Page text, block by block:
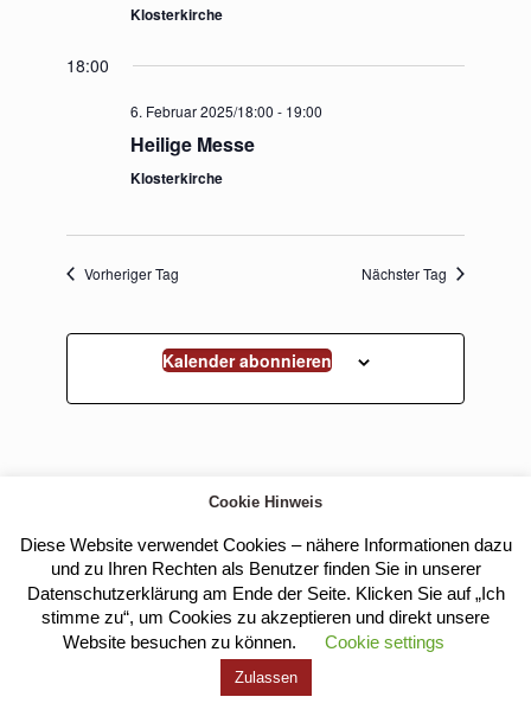
Klosterkirche
18:00
6. Februar 2025/18:00 - 19:00
Heilige Messe
Klosterkirche
Vorheriger Tag Nächster Tag
Kalender abonnieren
Kloster Heilig Kreuz | Impressum | Datenschutz
Cookie Hinweis
Diese Website verwendet Cookies – nähere Informationen dazu
und zu Ihren Rechten als Benutzer finden Sie in unserer
Datenschutzerklärung am Ende der Seite. Klicken Sie auf „Ich
stimme zu“, um Cookies zu akzeptieren und direkt unsere
Website besuchen zu können.
Cookie settings
Zulassen